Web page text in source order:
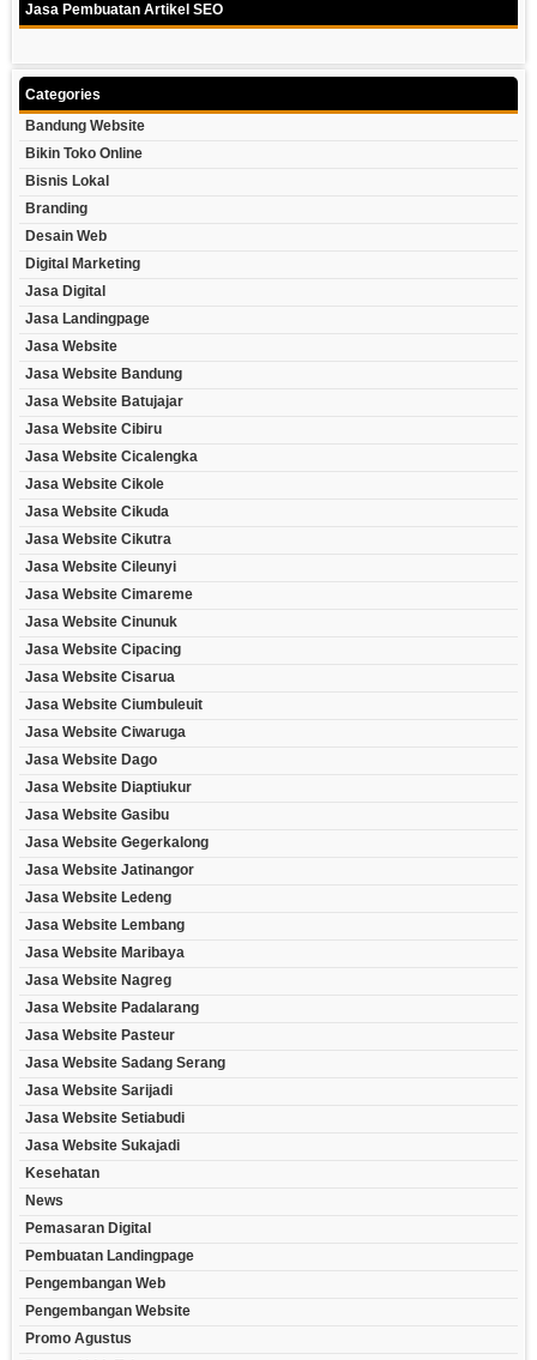
Jasa Pembuatan Artikel SEO
Categories
Bandung Website
Bikin Toko Online
Bisnis Lokal
Branding
Desain Web
Digital Marketing
Jasa Digital
Jasa Landingpage
Jasa Website
Jasa Website Bandung
Jasa Website Batujajar
Jasa Website Cibiru
Jasa Website Cicalengka
Jasa Website Cikole
Jasa Website Cikuda
Jasa Website Cikutra
Jasa Website Cileunyi
Jasa Website Cimareme
Jasa Website Cinunuk
Jasa Website Cipacing
Jasa Website Cisarua
Jasa Website Ciumbuleuit
Jasa Website Ciwaruga
Jasa Website Dago
Jasa Website Diaptiukur
Jasa Website Gasibu
Jasa Website Gegerkalong
Jasa Website Jatinangor
Jasa Website Ledeng
Jasa Website Lembang
Jasa Website Maribaya
Jasa Website Nagreg
Jasa Website Padalarang
Jasa Website Pasteur
Jasa Website Sadang Serang
Jasa Website Sarijadi
Jasa Website Setiabudi
Jasa Website Sukajadi
Kesehatan
News
Pemasaran Digital
Pembuatan Landingpage
Pengembangan Web
Pengembangan Website
Promo Agustus